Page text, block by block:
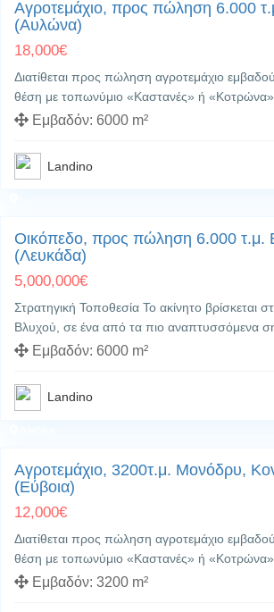
Αγροτεμάχιο, προς πώληση 6.000
(Αυλώνα)
18,000€
Διατίθεται προς πώληση αγροτεμάχιο
θέση με τοπωνύμιο «Καστανές» ή
Εμβαδόν: 6000 m²
Landino
Οικόπεδο, προς πώληση 6.000 τ.μ.
(Λευκάδα)
5,000,000€
Στρατηγική Τοποθεσία Το ακίνητο βρίσκεται
Βλυχού, σε ένα από τα πιο αναπτυσσόμενα
Εμβαδόν: 6000 m²
Landino
Αγροτεμάχιο, 3200τ.μ. Μονόδρυ,
(Εύβοια)
12,000€
Διατίθεται προς πώληση αγροτεμάχιο
θέση με τοπωνύμιο «Καστανές» ή
Εμβαδόν: 3200 m²